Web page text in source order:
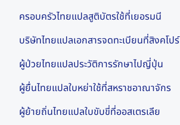
ครอบครัวไทยแปลสูติบัตรใช้ที่เยอรมนี
บริษัทไทยแปลเอกสารจดทะเบียนที่สิงคโปร์
ผู้ป่วยไทยแปลประวัติการรักษาไปญี่ปุ่น
ผู้ยื่นไทยแปลใบหย่าใช้ที่สหราชอาณาจักร
ผู้ย้ายถิ่นไทยแปลใบขับขี่ที่ออสเตรเลีย